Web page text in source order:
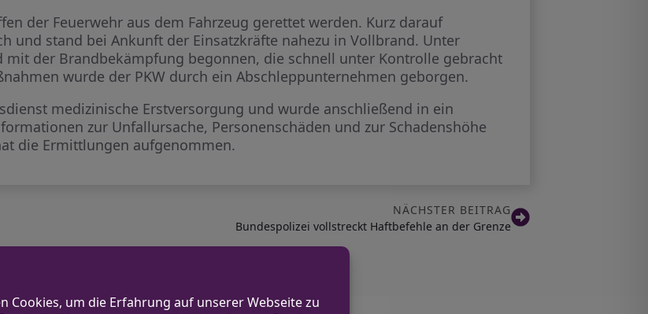
der Feuerwehr aus dem Fahrzeug gerettet werden. Kurz darauf
und stand bei Ankunft der Einsatzkräfte nahezu in Vollbrand. Unter
mit der Brandbekämpfung begonnen, die schnell unter Kontrolle gebracht
wurde der PKW durch ein Abschleppunternehmen geborgen.
medizinische Erstversorgung und wurde anschließend in ein
zur Unfallursache, Personenschäden und zur Schadenshöhe
die Ermittlungen aufgenommen.
NÄCHSTER BEITRAG
Bundespolizei vollstreckt Haftbefehle an der Grenze